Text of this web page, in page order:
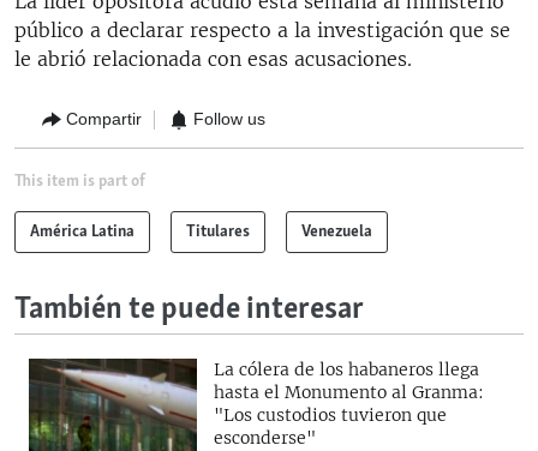
público a declarar respecto a la investigación que se
le abrió relacionada con esas acusaciones.
Compartir Follow us
This item is part of
América Latina Titulares Venezuela
También te puede interesar
La cólera de los habaneros llega
hasta el Monumento al Granma:
"Los custodios tuvieron que
esconderse"